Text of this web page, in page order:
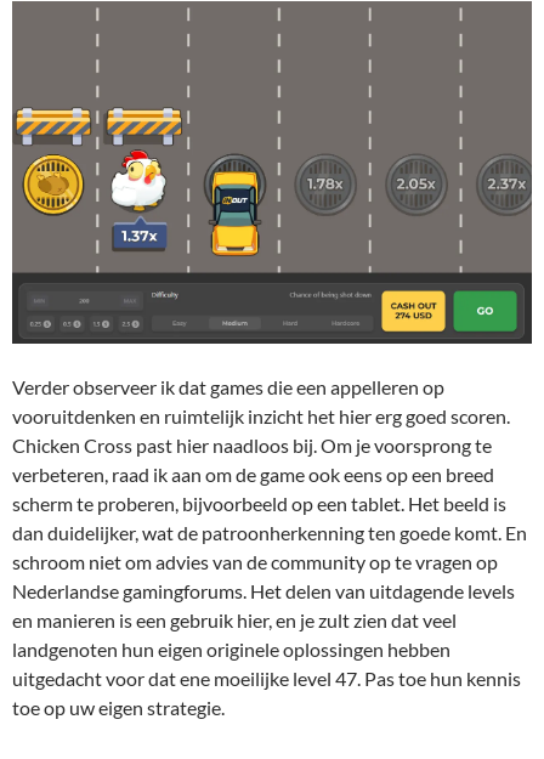
Verder observeer ik dat games die een appelleren op
vooruitdenken en ruimtelijk inzicht het hier erg goed scoren.
Chicken Cross past hier naadloos bij. Om je voorsprong te
verbeteren, raad ik aan om de game ook eens op een breed
scherm te proberen, bijvoorbeeld op een tablet. Het beeld is
dan duidelijker, wat de patroonherkenning ten goede komt. En
schroom niet om advies van de community op te vragen op
Nederlandse gamingforums. Het delen van uitdagende levels
en manieren is een gebruik hier, en je zult zien dat veel
landgenoten hun eigen originele oplossingen hebben
uitgedacht voor dat ene moeilijke level 47. Pas toe hun kennis
toe op uw eigen strategie.